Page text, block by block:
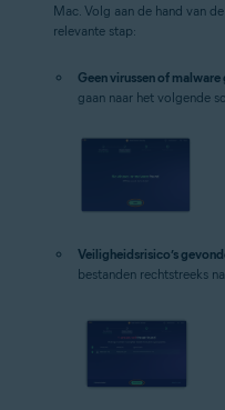
Mac. Volg aan de hand van
relevante stap:
Geen virussen of
gaan naar het volgende
Veiligheidsrisico’s
bestanden rechtstreeks